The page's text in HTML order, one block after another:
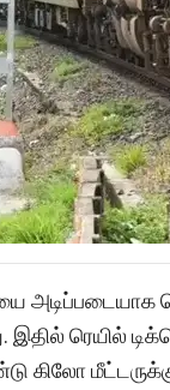
இதில் ரெயில்
கிலோ